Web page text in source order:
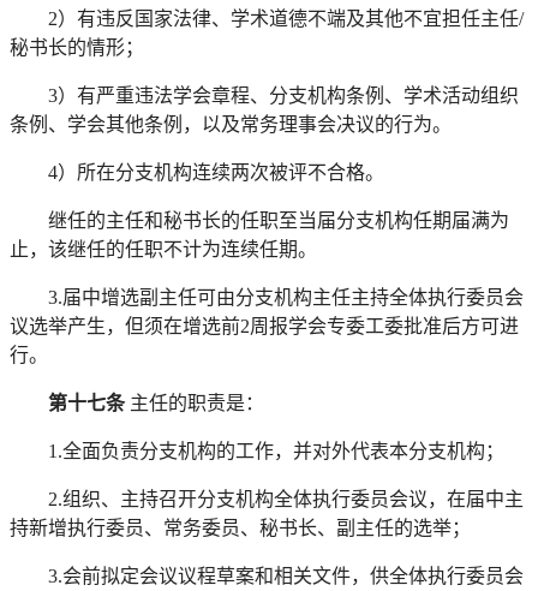
2）有违反国家法律、学术道德不端及其他不宜担任主任/
秘书长的情形；
3）有严重违法学会章程、 分支机构条例、学术活动组织
条例、学会其他条例，以及常务理事会决议的行为。
4）所在分支机构连续两次被评不合格。
继任的主任和秘书长的任职至当届分支机构任期届满为
止，该继任的任职不计为连续任期。
3.届中增选副主任可由分支机构主任主持全体执行委员会
议选举产生，但须在增选前2周报学会专委工委批准后方可进
行。
第十七条主任的职责是：
1.全面负责分支机构的工作，并对外代表本分支机构；
2.组织、主持召开分支机构全体执行委员会议，在届中主
持新增执行委员、常务委员、秘书长、副主任的选举；
3.会前拟定会议议程草案和相关文件，供全体执行委员会